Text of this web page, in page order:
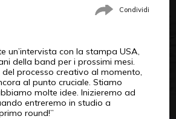
Condividi
un’intervista con la stampa USA,
della band per i prossimi mesi.
processo creativo al momento,
al punto cruciale. Stiamo
molte idee. Inizieremo ad
entreremo in studio a
round!”